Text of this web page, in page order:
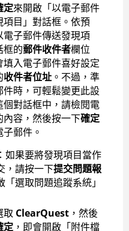
定來開啟「以電子郵件
項目」對話框。依預
電子郵件傳送發現項
框的郵件收件者欄位
填入電子郵件喜好設定
收件者位址 。不過，準
件時，可輕鬆變更此設
個對話框中，請檢閱電
內容，然後按一下確定
郵件。
：如果要將發現項目當作
，請按一下提交問題報
「選取問題追蹤系統」
取 ClearQuest ，然後
定 ，即會開啟「附件檔